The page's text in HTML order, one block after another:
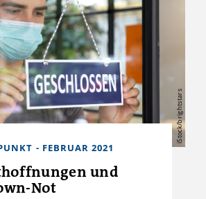
iStock/brightstars
- FEBRUAR 2021
und
Not